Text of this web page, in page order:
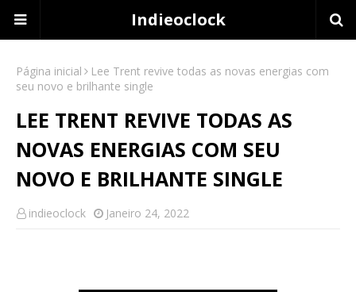
Indieoclock
Página inicial
Lee Trent revive todas as novas energias com
seu novo e brilhante single
LEE TRENT REVIVE TODAS AS
NOVAS ENERGIAS COM SEU
NOVO E BRILHANTE SINGLE
indieoclock Janeiro 24, 2022